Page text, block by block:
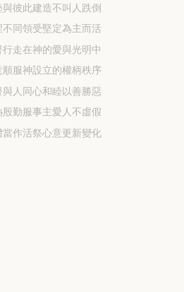
與彼此建造不叫人跌倒
不同領受堅定為主而活
行走在神的愛與光明中
順服神設立的權柄秩序
與人同心和睦以善勝惡
殷勤服事主愛人不虛假
當作活祭心意更新變化